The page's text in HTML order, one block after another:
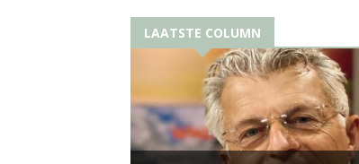
LAATSTE COLUMN